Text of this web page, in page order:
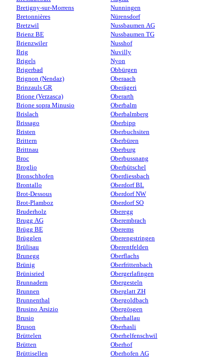
Bretigny-sur-Morrens
Bretonnières
Bretzwil
Brienz BE
Brienzwiler
Brig
Brigels
Brigerbad
Brignon (Nendaz)
Brinzauls GR
Brione (Verzasca)
Brione sopra Minusio
Brislach
Brissago
Bristen
Brittern
Brittnau
Broc
Broglio
Bronschhofen
Brontallo
Brot-Dessous
Brot-Plamboz
Bruderholz
Brugg AG
Brügg BE
Brügglen
Brülisau
Brunegg
Brünig
Brünisried
Brunnadern
Brunnen
Brunnenthal
Brusino Arsizio
Brusio
Bruson
Brüttelen
Brütten
Brüttisellen
Nunningen
Nürensdorf
Nussbaumen AG
Nussbaumen TG
Nusshof
Nuvilly
Nyon
Obbürgen
Oberaach
Oberägeri
Oberarth
Oberbalm
Oberbalmberg
Oberbipp
Oberbuchsiten
Oberbüren
Oberburg
Oberbussnang
Oberbütschel
Oberdiessbach
Oberdorf BL
Oberdorf NW
Oberdorf SO
Oberegg
Oberembrach
Oberems
Oberengstringen
Oberentfelden
Oberflachs
Oberfrittenbach
Obergerlafingen
Obergesteln
Oberglatt ZH
Obergoldbach
Obergösgen
Oberhallau
Oberhasli
Oberhelfenschwil
Oberhof
Oberhofen AG